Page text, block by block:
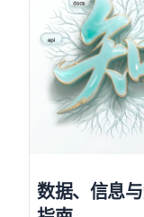
数据、信息